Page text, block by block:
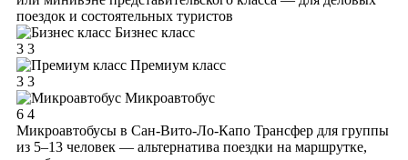
поездок и состоятельных туристов
Бизнес класс
3 3
Премиум класс
3 3
Микроавтобус
6 4
Микроавтобусы в Сан-Вито-Ло-Капо Трансфер для группы
из 5–13 человек — альтернатива поездки на маршрутке,